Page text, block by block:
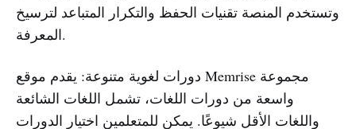
وتستخدم المنصة تقنيات الحفظ والتكرار المتباعد لترسيخ
المعرفة.
دورات لغوية متنوعة: يقدم موقع Memrise مجموعة
واسعة من دورات اللغات، تشمل اللغات الشائعة
واللغات الأقل شيوعًا. يمكن للمتعلمين اختيار الدورات